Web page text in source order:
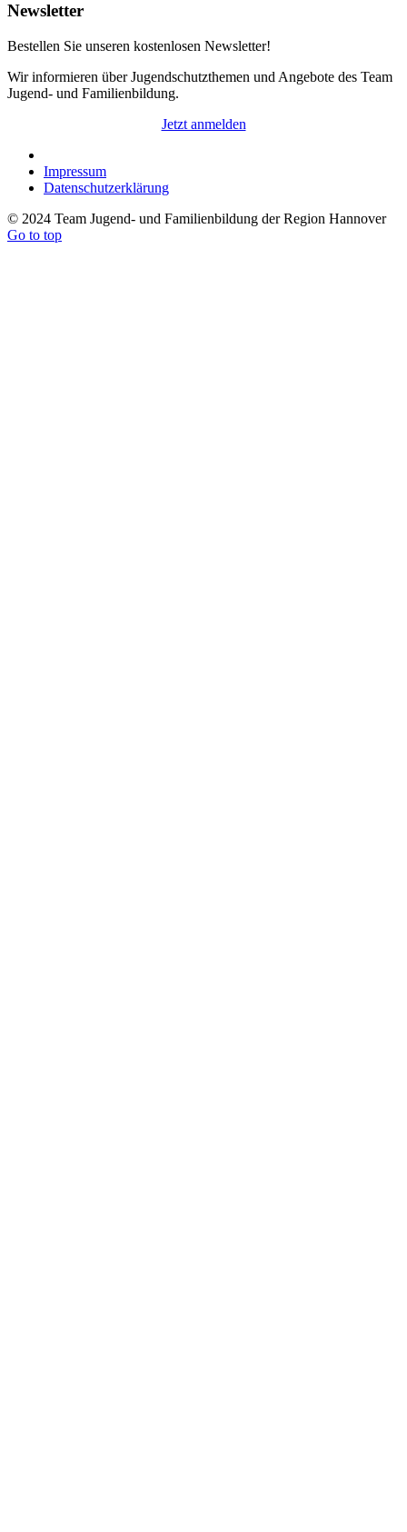
Newsletter
Bestellen Sie unseren kostenlosen Newsletter!
Wir informieren über Jugendschutzthemen und Angebote des Team
Jugend- und Familienbildung.
Jetzt anmelden
Impressum
Datenschutzerklärung
© 2024 Team Jugend- und Familienbildung der Region Hannover
Go to top